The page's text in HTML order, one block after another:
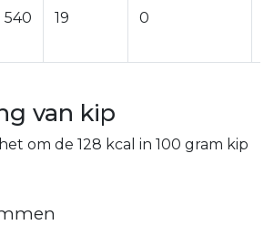
540 19 0
van kip
om de 128 kcal in 100 gram kip